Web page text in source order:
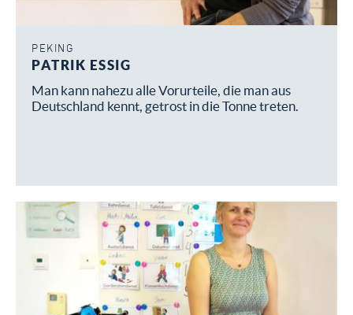
PEKING
PATRIK ESSIG
Man kann nahezu alle Vorurteile, die man aus
Deutschland kennt, getrost in die Tonne treten.